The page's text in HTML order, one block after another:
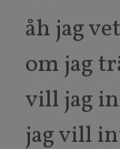
åh jag
om jag
vill jag
jag vill